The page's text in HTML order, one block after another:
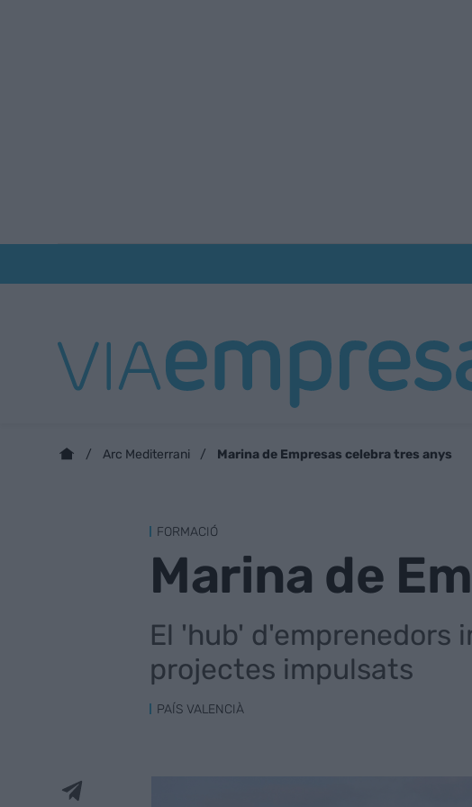
Arc Mediterrani Marina de Empresas celebra tres anys
FORMACIÓ
Marina de
El 'hub' d'emprenedors
projectes impulsats
PAÍS VALENCIÀ